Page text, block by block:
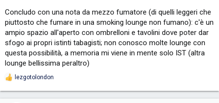
Concludo con una nota da mezzo fumatore (di quelli leggeri che
piuttosto che fumare in una smoking lounge non fumano): c'è un
ampio spazio all'aperto con ombrelloni e tavolini dove poter dar
sfogo ai propri istinti tabagisti; non conosco molte lounge con
questa possibilità, a memoria mi viene in mente solo IST (altra
lounge bellissima peraltro)
R
lezgotolondon